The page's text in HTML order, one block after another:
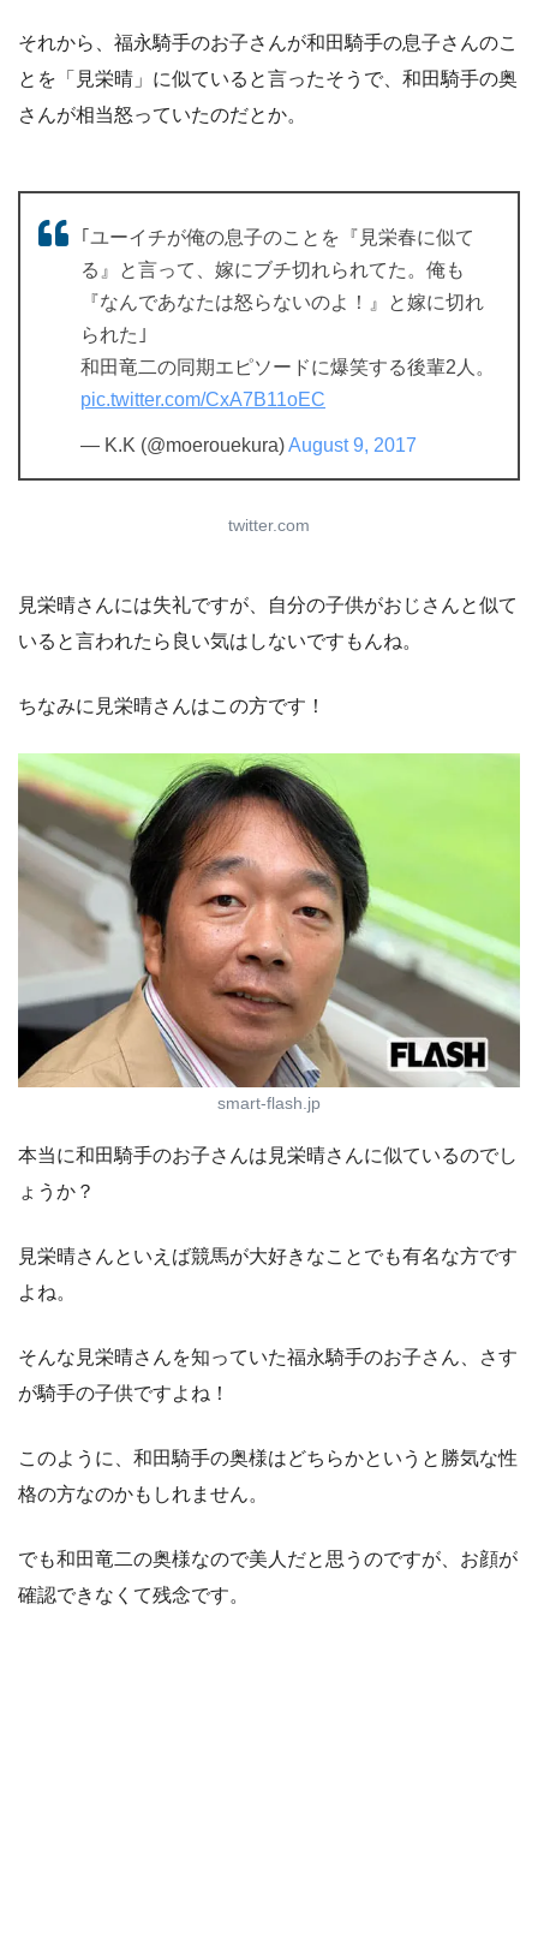
それから、福永騎手のお子さんが和田騎手の息子さんのこ
とを「見栄晴」に似ていると言ったそうで、和田騎手の奥
さんが相当怒っていたのだとか。
｢ユーイチが俺の息子のことを『見栄春に似て
る』と言って、嫁にブチ切れられてた。俺も
『なんであなたは怒らないのよ！』と嫁に切れ
られた｣
和田竜二の同期エピソードに爆笑する後輩2人。
pic.twitter.com/CxA7B11oEC
— K.K (@moerouekura)August 9, 2017
twitter.com
見栄晴さんには失礼ですが、自分の子供がおじさんと似て
いると言われたら良い気はしないですもんね。
ちなみに見栄晴さんはこの方です！
smart-flash.jp
本当に和田騎手のお子さんは見栄晴さんに似ているのでし
ょうか？
見栄晴さんといえば競馬が大好きなことでも有名な方です
よね。
そんな見栄晴さんを知っていた福永騎手のお子さん、さす
が騎手の子供ですよね！
このように、和田騎手の奥様はどちらかというと勝気な性
格の方なのかもしれません。
でも和田竜二の奥様なので美人だと思うのですが、お顔が
確認できなくて残念です。